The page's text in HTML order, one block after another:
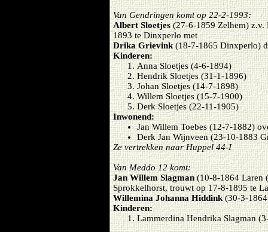
Van Gendringen komt op 22-2-1993:
Albert Sloetjes(27-6-1859 Zelhem) z.v.
1893 te Dinxperlo met
Drika Grievink(18-7-1865 Dinxperlo)
Kinderen:
Anna Sloetjes (4-6-1894)
Hendrik Sloetjes (31-1-1896)
Johan Sloetjes (14-7-1898)
Willem Sloetjes (15-7-1900)
Derk Sloetjes (22-11-1905)
Inwonend:
Jan Willem Toebes (12-7-1882)
Derk Jan Wijnveen (23-10-1883
Ze vertrekken naar Huppel 44-I
Van Meddo 12 komt:
Jan Willem Slagman(10-8-1864 Laren
Sprokkelhorst, trouwt op 17-8-1895 te
Willemina Johanna Hiddink(30-3-
Kinderen:
Lammerdina Hendrika Slagman